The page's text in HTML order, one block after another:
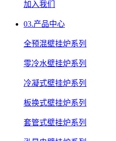
加入我们
03.产品中心
全预混壁挂炉系列
零冷水壁挂炉系列
冷凝式壁挂炉系列
板换式壁挂炉系列
套管式壁挂炉系列